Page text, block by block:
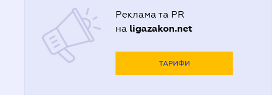
Реклама та PR
на ligazakon.net
ТАРИФИ